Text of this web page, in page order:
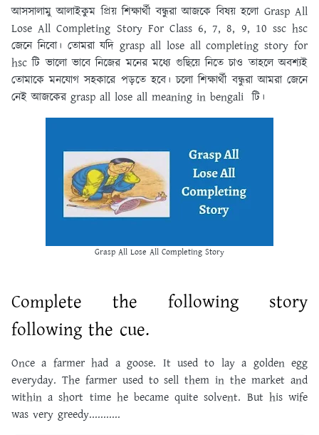
আসসালামু আলাইকুম প্রিয় শিক্ষার্থী বন্ধুরা আজকে বিষয় হলো Grasp All
Lose All Completing Story For Class 6, 7, 8, 9, 10 ssc hsc
জেনে নিবো। তোমরা যদি grasp all lose all completing story for
hsc টি ভালো ভাবে নিজের মনের মধ্যে গুছিয়ে নিতে চাও তাহলে অবশ্যই
তোমাকে মনযোগ সহকারে পড়তে হবে। চলো শিক্ষার্থী বন্ধুরা আমরা জেনে
নেই আজকের grasp all lose all meaning in bengali টি।
Grasp All Lose All Completing Story
Complete the following story
following the cue.
Once a farmer had a goose. It used to lay a golden egg
everyday. The farmer used to sell them in the market and
within a short time he became quite solvent. But his wife
was very greedy...........